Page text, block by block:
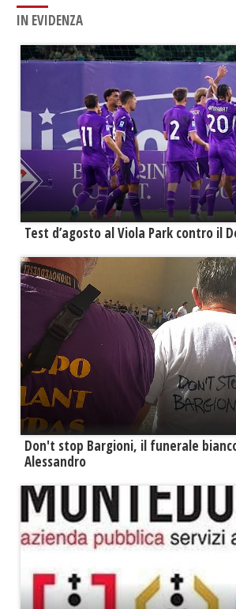
IN EVIDENZA
Test d’agosto al Viola Park contro il
Don't stop Bargioni, il funerale
Alessandro